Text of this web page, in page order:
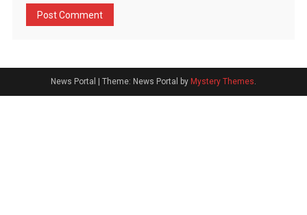
News Portal Theme: News Portal by Mystery Themes.